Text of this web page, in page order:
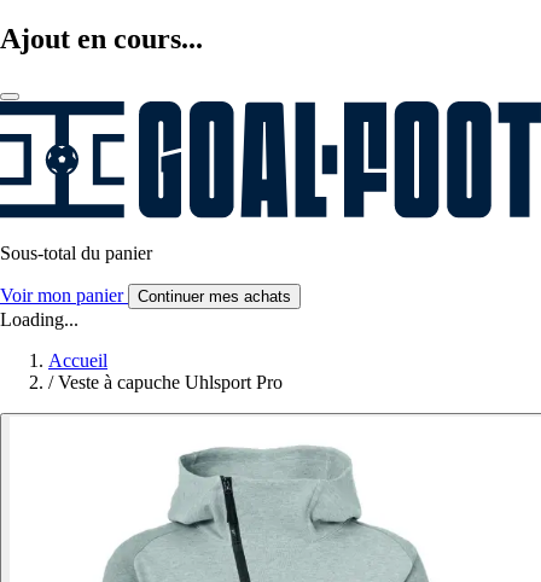
Ajout en cours...
Sous-total du panier
Voir mon panier Continuer mes achats
Loading...
Accueil
/ Veste à capuche Uhlsport Pro